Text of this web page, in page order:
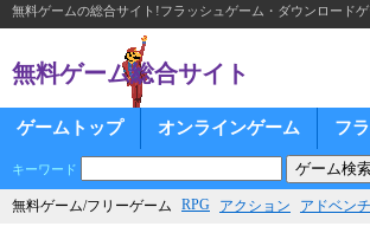
無料ゲームの総合サイト!フラッシュゲーム・ダウンロード
無料ゲーム総合サイト
ゲームトップ オンラインゲーム フ
キーワード
無料ゲーム/フリーゲーム RPG アクション アドベン